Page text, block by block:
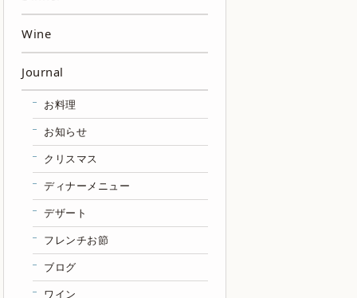
Wine
Journal
お料理
お知らせ
クリスマス
ディナーメニュー
デザート
フレンチお節
ブログ
ワイン